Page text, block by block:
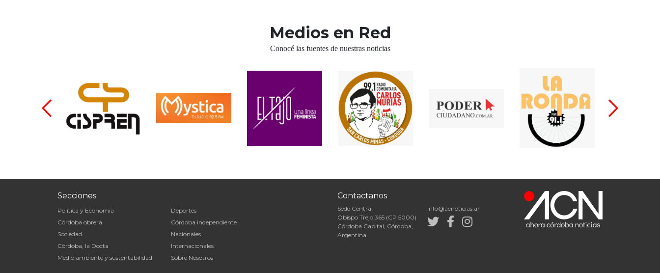
Medios en Red
Conocé las fuentes de nuestras noticias
Secciones
Política y Economía
Córdoba obrera
Sociedad
Córdoba, la Docta
Medio ambiente y sustentabilidad
Deportes
Córdoba independiente
Nacionales
Internacionales
Sobre Nosotros
Contactanos
Sede Central
Obispo Trejo 365 (CP 5000)
Córdoba Capital, Córdoba,
Argentina
info@acnoticias.ar